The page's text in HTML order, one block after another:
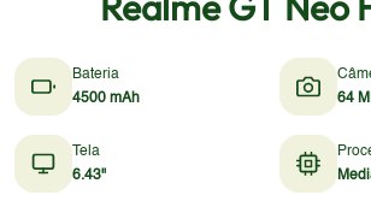
Bateria
4500 mAh
64
Tela
6.43"